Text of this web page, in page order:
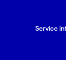
Service